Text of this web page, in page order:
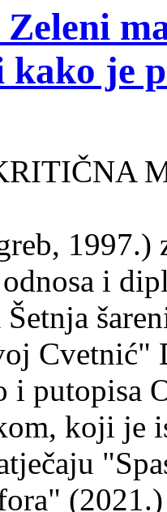
je
i
Šetnja
Cvetnić"
i putopisa
koji je